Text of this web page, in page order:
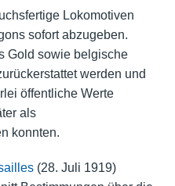
Lokomotiven
sofort abzugeben.
Gold sowie belgische
werden und
öffentliche Werte
als
konnten.
(28. Juli 1919)